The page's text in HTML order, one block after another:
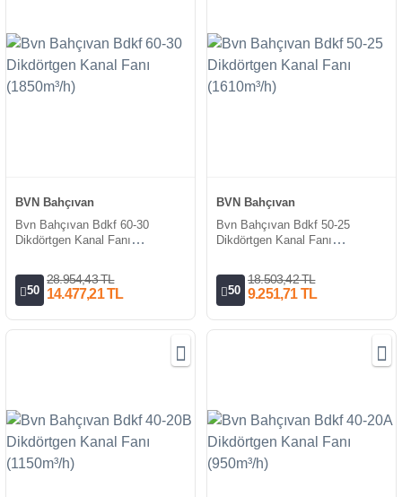
BVN Bahçıvan
Bvn Bahçıvan Bdkf 60-30
Dikdörtgen Kanal Fanı
50
28.954,43 TL
14.477,21 TL
BVN Bahçıvan
Bvn Bahçıvan Bdkf 50-25
Dikdörtgen Kanal Fanı
50
18.503,42 TL
9.251,71 TL